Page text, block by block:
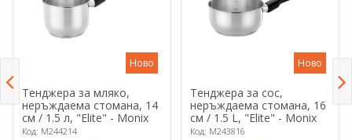
Ново
Тенджера за мляко,
неръждаема стомана, 14
см / 1.5 л, "Elite" - Monix
Код: M244214
Ново
Тенджера за сос,
неръждаема стомана, 16
см / 1.5 L, "Elite" - Monix
Код: M243816